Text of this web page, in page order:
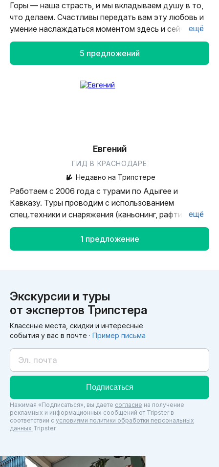
Горы — наша страсть, и мы вкладываем душу в то,
что делаем. Счастливы передать вам эту любовь и
умение наслаждаться моментом здесь и сейчас.
Понимаем, что для кого-то горы — это новое и
неизведанное. Мы поможем справиться со всеми
том, чтобы вы насладились путешествием в полной
которые отлично знают эти места и готовы
внимания, поэтому мы дисциплинированно
относимся к себе и ожидаем того же от участников
на маршрутах.
Будем рядом, чтобы помочь вам и поддержать на
каждом этапе. Откроем вам мир Кавказа!
ещё
5 предложений
Евгений
ГИД В КРАСНОДАРЕ
Недавно на Трипстере
Работаем с 2006 года с турами по Адыгее и
Кавказу. Туры проводим с использованием
спец.техники и снаряжения (каньонинг, рафтинг,
скалолазание, восхождение, ночёвки в палатках).
Все наши инструкторы проходят тщательный
Ежегодно обучаются и подтверждают навыки
первой помощи.
У нашей компании есть стандартные туры, а можем
ещё
1 предложение
Экскурсии и туры
от экспертов Трипстера
Классные места, скидки и интересные
события у вас в почте · Пример письма
Подписаться
Нажимая «Подписаться», вы даете согласие на получение
рекламных и информационных сообщений от Tripster в
соответствии c условиями политики обработки персональных
данных Tripster